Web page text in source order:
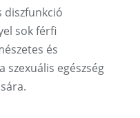
diszfunkció
sok férfi
és
szexuális egészség